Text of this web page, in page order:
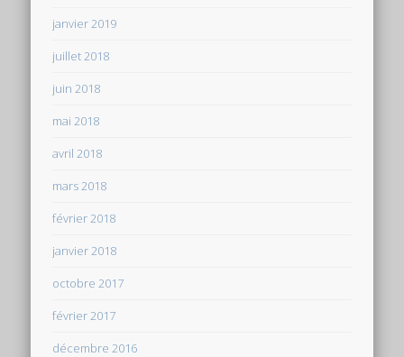
janvier 2019
juillet 2018
juin 2018
mai 2018
avril 2018
mars 2018
février 2018
janvier 2018
octobre 2017
février 2017
décembre 2016